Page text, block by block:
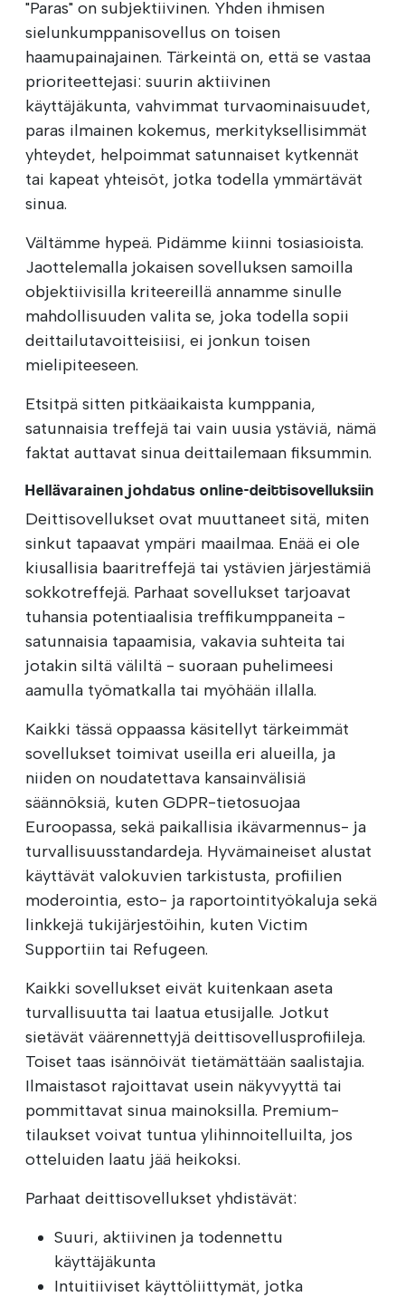
"Paras" on subjektiivinen. Yhden ihmisen
sielunkumppanisovellus on toisen
haamupainajainen. Tärkeintä on, että se vastaa
prioriteettejasi: suurin aktiivinen
käyttäjäkunta, vahvimmat turvaominaisuudet,
paras ilmainen kokemus, merkityksellisimmät
yhteydet, helpoimmat satunnaiset kytkennät
tai kapeat yhteisöt, jotka todella ymmärtävät
sinua.
Vältämme hypeä. Pidämme kiinni tosiasioista.
Jaottelemalla jokaisen sovelluksen samoilla
objektiivisilla kriteereillä annamme sinulle
mahdollisuuden valita se, joka todella sopii
deittailutavoitteisiisi, ei jonkun toisen
mielipiteeseen.
Etsitpä sitten pitkäaikaista kumppania,
satunnaisia treffejä tai vain uusia ystäviä, nämä
faktat auttavat sinua deittailemaan fiksummin.
Hellävarainen johdatus online-deittisovelluksiin
Deittisovellukset ovat muuttaneet sitä, miten
sinkut tapaavat ympäri maailmaa. Enää ei ole
kiusallisia baaritreffejä tai ystävien järjestämiä
sokkotreffejä. Parhaat sovellukset tarjoavat
tuhansia potentiaalisia treffikumppaneita -
satunnaisia tapaamisia, vakavia suhteita tai
jotakin siltä väliltä - suoraan puhelimeesi
aamulla työmatkalla tai myöhään illalla.
Kaikki tässä oppaassa käsitellyt tärkeimmät
sovellukset toimivat useilla eri alueilla, ja
niiden on noudatettava kansainvälisiä
säännöksiä, kuten GDPR-tietosuojaa
Euroopassa, sekä paikallisia ikävarmennus- ja
turvallisuusstandardeja. Hyvämaineiset alustat
käyttävät valokuvien tarkistusta, profiilien
moderointia, esto- ja raportointityökaluja sekä
linkkejä tukijärjestöihin, kuten Victim
Supportiin tai Refugeen.
Kaikki sovellukset eivät kuitenkaan aseta
turvallisuutta tai laatua etusijalle. Jotkut
sietävät väärennettyjä deittisovellusprofiileja.
Toiset taas isännöivät tietämättään saalistajia.
Ilmaistasot rajoittavat usein näkyvyyttä tai
pommittavat sinua mainoksilla. Premium-
tilaukset voivat tuntua ylihinnoitelluilta, jos
otteluiden laatu jää heikoksi.
Parhaat deittisovellukset yhdistävät:
Suuri, aktiivinen ja todennettu
käyttäjäkunta
Intuitiiviset käyttöliittymät, jotka